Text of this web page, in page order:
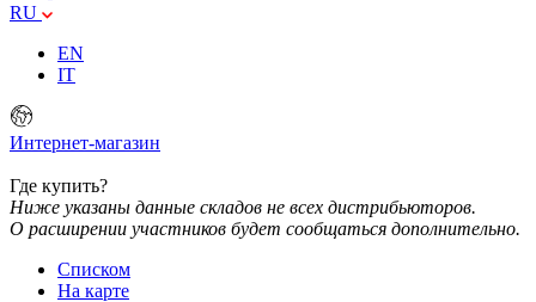
RU
EN
IT
Интернет-магазин
Где купить?
Ниже указаны данные складов не всех дистрибьюторов.
О расширении участников будет сообщаться дополнительно.
Списком
На карте